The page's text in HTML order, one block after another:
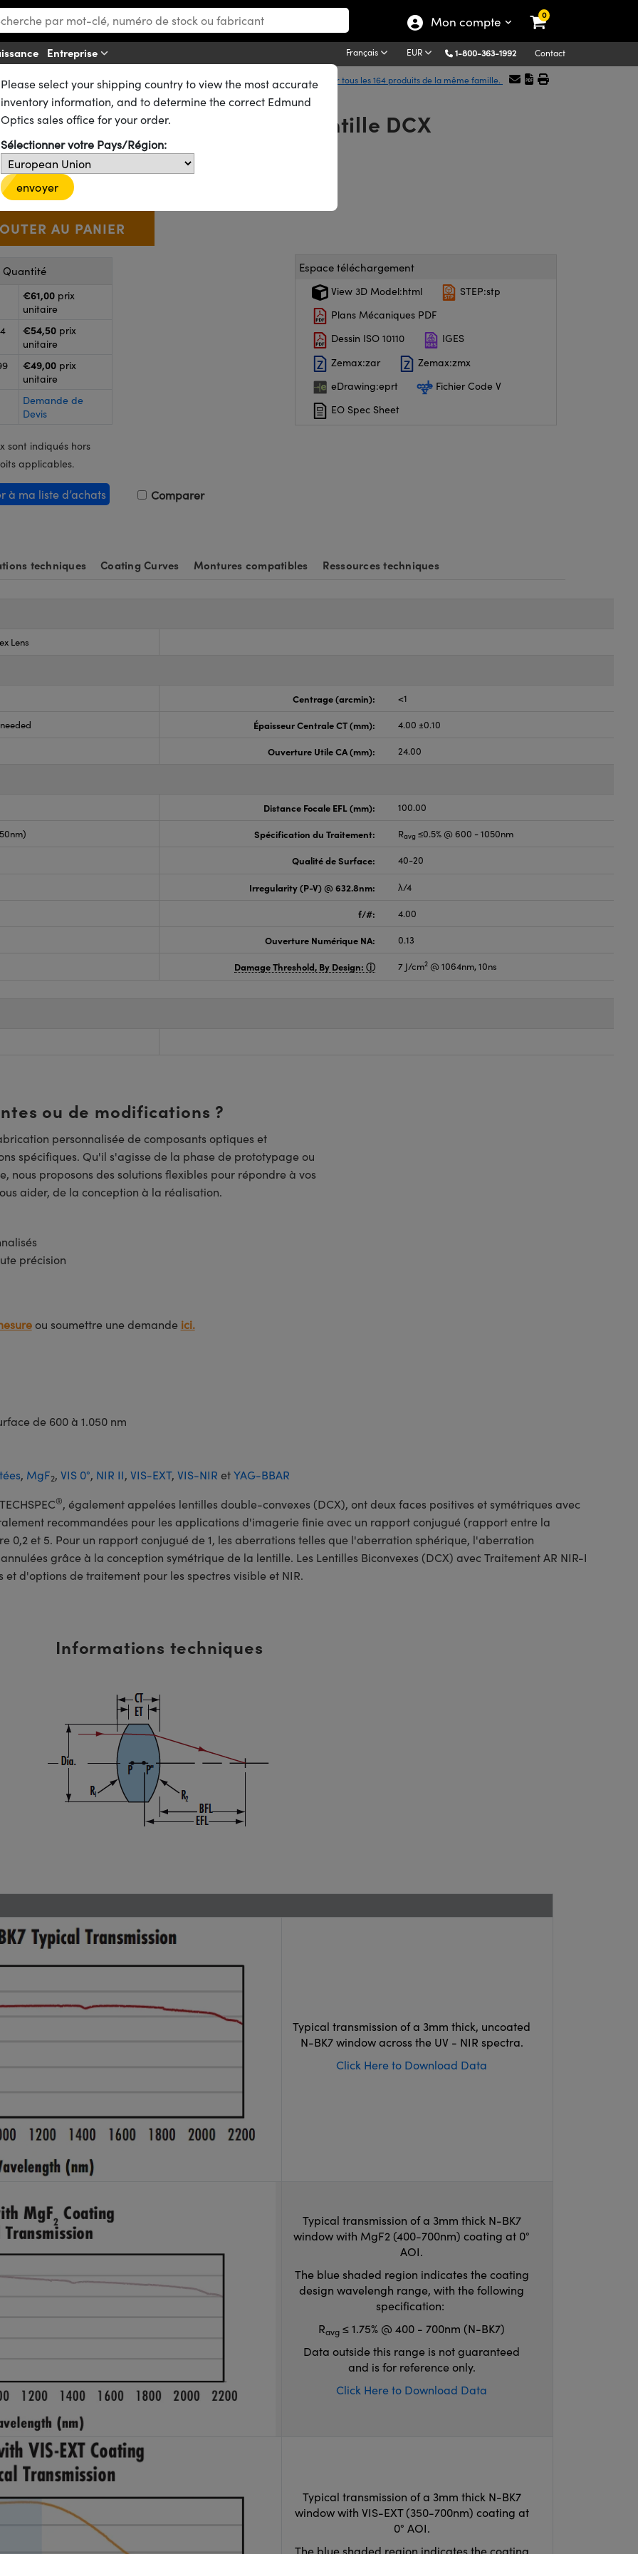
Mon compte 0
Entreprise Français EUR 1-800-363-1992 Contact
Lentilles Biconvexes (DCX)
Afficher tous les 164 produits de la même famille.
FL, NIR I, Bords Noircis, Lentille DCX
494-INK CONTACT D’autres traitements
Use the plus and minus buttons to adjust the quantity.
+ €61,00
Quantité
€61,00 prix
unitaire
€54,50 prix
unitaire
€49,00 prix
unitaire
Demande de
Devis
sont indiqués hors
applicables.
à ma liste d’achats Comparer
Espace téléchargement
View 3D Model:html
STEP:stp
Plans Mécaniques PDF
Dessin ISO 10110
IGES
Zemax:zar
Zemax:zmx
eDrawing:eprt
Fichier Code V
EO Spec Sheet
techniques Coating Curves Montures compatibles Ressources techniques
Lens
Centrage (arcmin): <1
Épaisseur Centrale CT (mm): 4.00 ±0.10
Ouverture Utile CA (mm): 24.00
Distance Focale EFL (mm): 100.00
Spécification du Traitement: Ravg ≤0.5% @ 600 - 1050nm
Qualité de Surface: 40-20
Irregularity (P-V) @ 632.8nm: λ/4
f/#: 4.00
Ouverture Numérique NA: 0.13
Damage Threshold, By Design: 7 J/cm2 @ 1064nm, 10ns
ou de modifications ?
personnalisée de composants optiques et
spécifiques. Qu'il s'agisse de la phase de prototypage ou
proposons des solutions flexibles pour répondre à vos
aider, de la conception à la réalisation.
précision
ou soumettre une demande ici.
de 600 à 1.050 nm
, MgF2, VIS 0°, NIR II, VIS-EXT, VIS-NIR etYAG-BBAR
®, également appelées lentilles double-convexes (DCX), ont deux faces positives et symétriques avec
recommandées pour les applications d'imagerie finie avec un rapport conjugué (rapport entre la
0,2 et 5. Pour un rapport conjugué de 1, les aberrations telles que l'aberration sphérique, l'aberration
grâce à la conception symétrique de la lentille. Les Lentilles Biconvexes (DCX) avec Traitement AR NIR-I
et d'options de traitement pour les spectres visible et NIR.
Informations techniques
Typical transmission of a 3mm thick, uncoated
N-BK7 window across the UV - NIR spectra.
Click Here to Download Data
Typical transmission of a 3mm thick N-BK7
window with MgF2 (400-700nm) coating at 0°
AOI.
The blue shaded region indicates the coating
design wavelengh range, with the following
specification:
Ravg ≤ 1.75% @ 400 - 700nm (N-BK7)
Data outside this range is not guaranteed
and is for reference only.
Click Here to Download Data
Typical transmission of a 3mm thick N-BK7
window with VIS-EXT (350-700nm) coating at
0° AOI.
The blue shaded region indicates the coating
Please select your shipping country to view the most accurate
inventory information, and to determine the correct Edmund
Optics sales office for your order.
Sélectionner votre Pays/Région:
envoyer